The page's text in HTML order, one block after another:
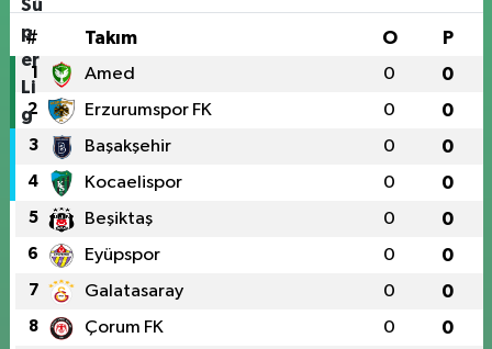
# Takım O P
1 Amed 0 0
2 Erzurumspor FK 0 0
3 Başakşehir 0 0
4 Kocaelispor 0 0
5 Beşiktaş 0 0
6 Eyüpspor 0 0
7 Galatasaray 0 0
8 Çorum FK 0 0